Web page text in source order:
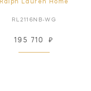
Ralph Lauren Home
RL2116NB-WG
195 710 ₽